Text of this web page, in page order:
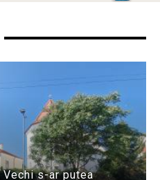
Vechi s-ar putea